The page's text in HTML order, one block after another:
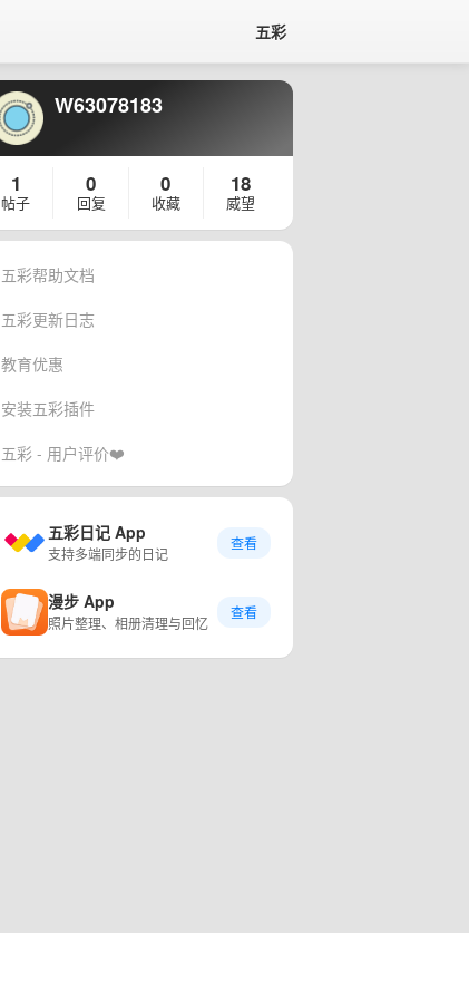
五彩
W63078183
1
帖子
0
回复
0
收藏
18
威望
五彩帮助文档
五彩更新日志
教育优惠
安装五彩插件
五彩 - 用户评价❤️
五彩日记 App
支持多端同步的日记
查看
漫步 App
照片整理、相册清理与回忆
查看